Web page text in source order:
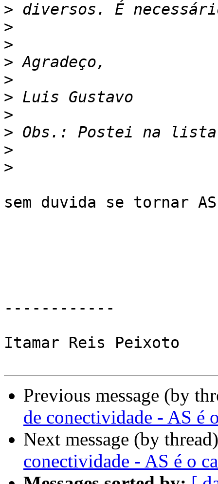
>
>
>
>
>
>
>
>
>
>
sem duvida se tornar
------------
Itamar Reis Peixoto
Previous message (by
de conectividade - AS é
Next message (by
conectividade - AS é o